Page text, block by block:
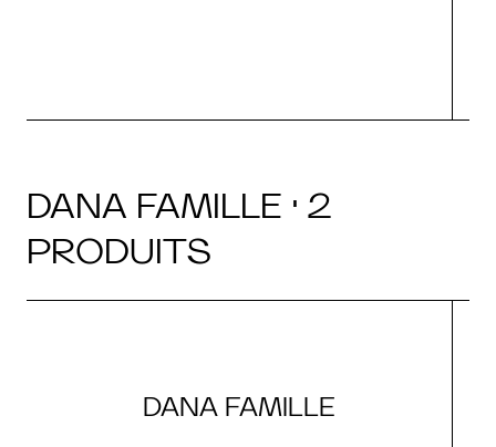
DANA FAMILLE · 2
PRODUITS
DANA FAMILLE